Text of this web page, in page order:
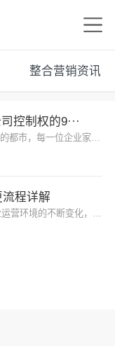
整合营销资讯
控制权的9···
都市，每一位企业家都梦
程详解
营环境的不断变化，股